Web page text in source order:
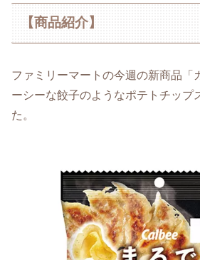
【商品紹介】
ファミリーマートの今週の新商品
ーシーな餃子のようなポテトチップ
た。